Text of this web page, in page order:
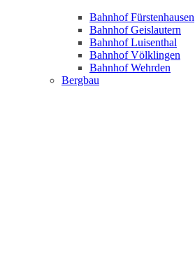
Bahnhof Fürstenhausen
Bahnhof Geislautern
Bahnhof Luisenthal
Bahnhof Völklingen
Bahnhof Wehrden
Bergbau